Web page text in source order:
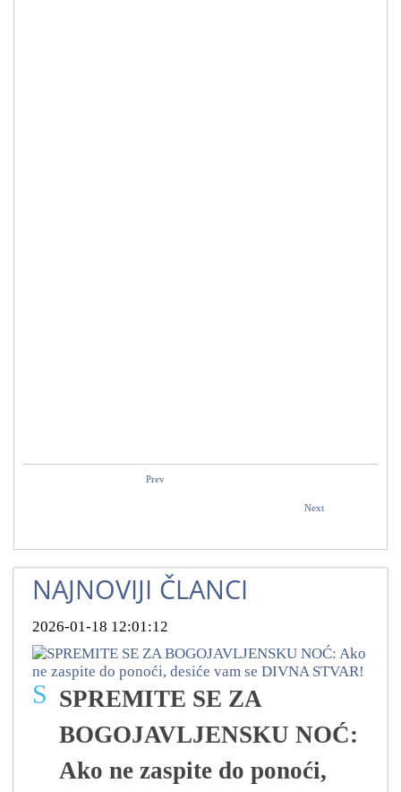
Prev
Next
NAJNOVIJI ČLANCI
2026-01-18 12:01:12
S SPREMITE SE ZA
BOGOJAVLJENSKU NOĆ:
Ako ne zaspite do ponoći,